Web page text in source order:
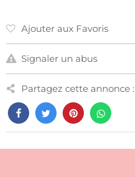
Ajouter aux Favoris
Signaler un abus
Partagez cette annonce :